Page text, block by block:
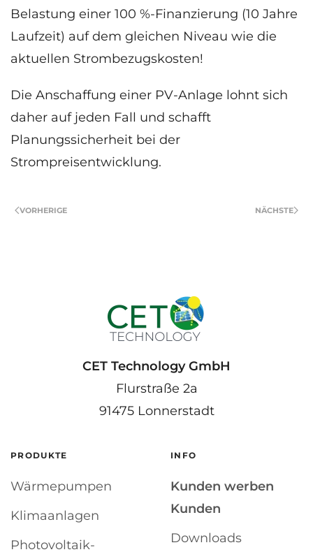
Belastung einer 100 %-Finanzierung (10 Jahre
Laufzeit) auf dem gleichen Niveau wie die
aktuellen Strombezugskosten!
Die Anschaffung einer PV-Anlage lohnt sich
daher auf jeden Fall und schafft
Planungssicherheit bei der
Strompreisentwicklung.
VORHERIGE NÄCHSTE
CET Technology GmbH
Flurstraße 2a
91475 Lonnerstadt
PRODUKTE
Wärmepumpen
Klimaanlagen
Photovoltaik-
INFO
Kunden werben
Kunden
Downloads